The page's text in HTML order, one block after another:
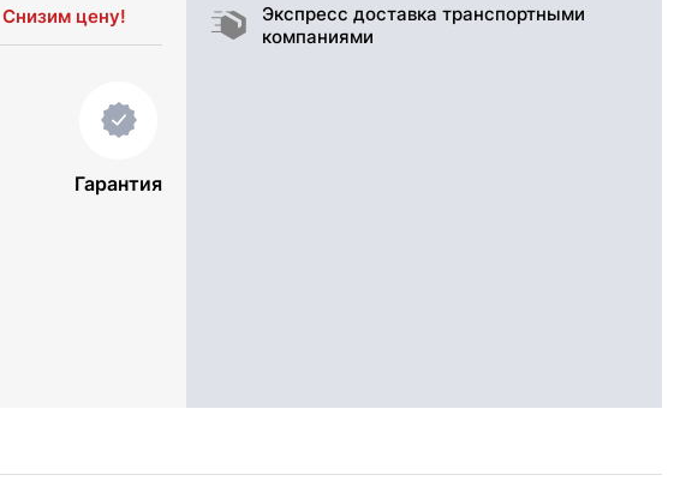
Снизим цену!
Гарантия
Экспресс доставка транспортными
компаниями